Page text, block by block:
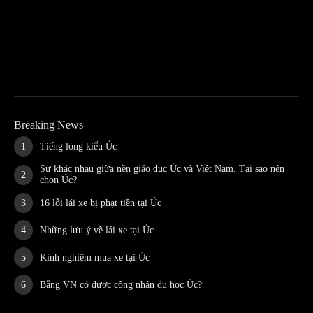
Breaking News
Tiếng lóng kiểu Úc
Sự khác nhau giữa nền giáo dục Úc và Việt Nam. Tại sao nên
chọn Úc?
16 lỗi lái xe bị phạt tiền tại Úc
Những lưu ý về lái xe tại Úc
Kinh nghiệm mua xe tại Úc
Bằng VN có được công nhận du học Úc?